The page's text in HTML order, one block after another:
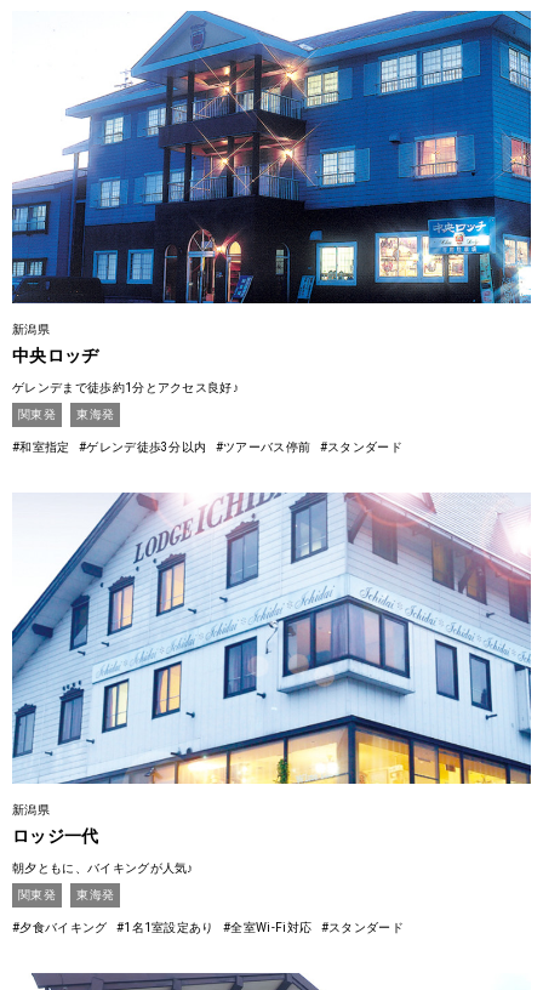
新潟県
中央ロッヂ
ゲレンデまで徒歩約1分とアクセス良好♪
関東発
東海発
#和室指定 #ゲレンデ徒歩3分以内 #ツアーバス停前 #スタンダード
新潟県
ロッジ一代
朝夕ともに、バイキングが人気♪
関東発
東海発
#夕食バイキング #1名1室設定あり #全室Wi-Fi対応 #スタンダード